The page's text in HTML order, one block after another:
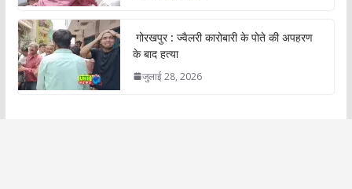
गोरखपुर : ज्वैलरी कारोबारी के पोते की अपहरण
के बाद हत्या
जुलाई 28, 2026